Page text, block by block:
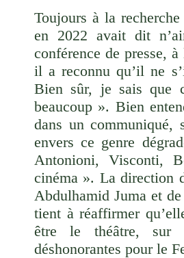
Toujours à la
en 2022 avait dit
conférence de presse,
il a reconnu qu’il ne
Bien sûr, je sais que
beaucoup ». Bien
dans un communiqué,
envers ce genre
Antonioni, Visconti,
cinéma ». La direction
Abdulhamid Juma et
tient à réaffirmer
être le théâtre, sur
déshonorantes pour le